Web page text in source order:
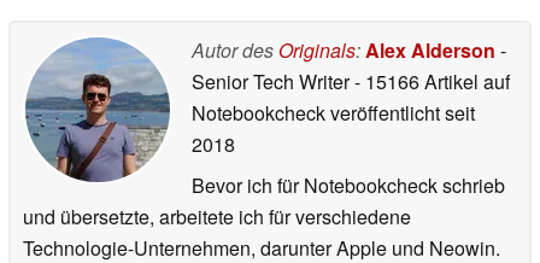
Autor des Originals:Alex Alderson -
Senior Tech Writer- 15166 Artikel auf
Notebookcheck veröffentlichtseit
2018
Bevor ich für Notebookcheck schrieb
und übersetzte, arbeitete ich für verschiedene
Technologie-Unternehmen, darunter Apple und Neowin.